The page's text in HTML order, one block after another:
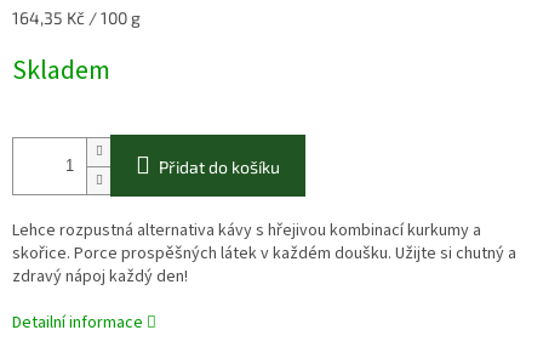
Měrná
164,35 Kč / 100 g
Skladem
Přidat do košíku
Lehce rozpustná alternativa kávy s hřejivou kombinací kurkumy a
skořice. Porce prospěšných látek v každém doušku. Užijte si chutný a
zdravý nápoj každý den!
Detailní informace